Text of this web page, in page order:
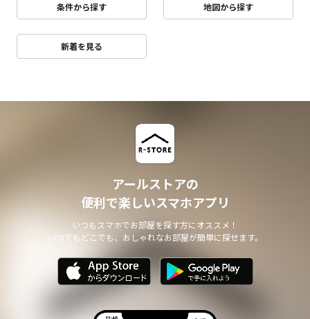
条件から探す 地図から探す
新着を見る
アールストアの
便利で楽しいスマホアプリ
いつもスマホでお部屋を探す方にオススメ！
いつでもどこでも、おしゃれなお部屋が簡単に探せます。